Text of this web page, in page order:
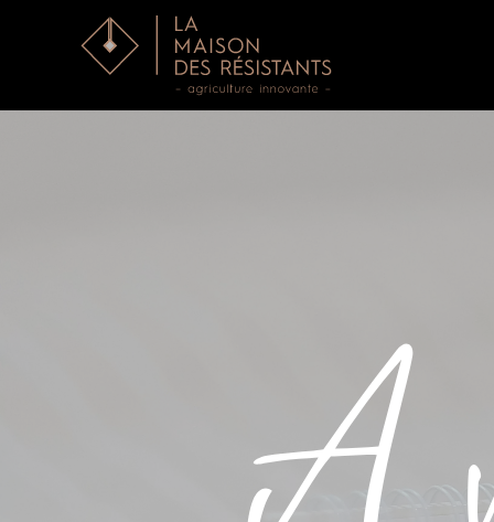
Accéder au contenu principal